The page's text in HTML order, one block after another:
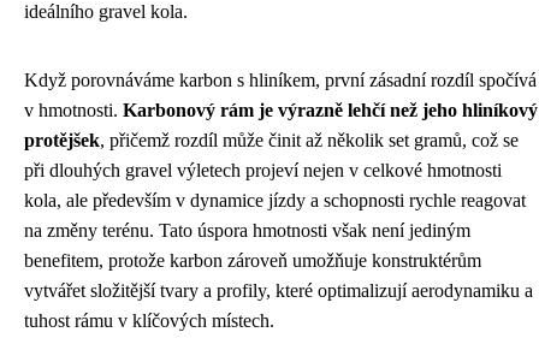
ideálního gravel kola.
Když porovnáváme karbon s hliníkem, první zásadní rozdíl spočívá
v hmotnosti. Karbonový rám je výrazně lehčí než jeho hliníkový
protějšek, přičemž rozdíl může činit až několik set gramů, což se
při dlouhých gravel výletech projeví nejen v celkové hmotnosti
kola, ale především v dynamice jízdy a schopnosti rychle reagovat
na změny terénu. Tato úspora hmotnosti však není jediným
benefitem, protože karbon zároveň umožňuje konstruktérům
vytvářet složitější tvary a profily, které optimalizují aerodynamiku a
tuhost rámu v klíčových místech.